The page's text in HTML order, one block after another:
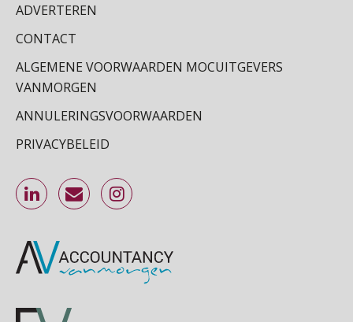
ADVERTEREN
CONTACT
ALGEMENE VOORWAARDEN MOCUITGEVERS
VANMORGEN
ANNULERINGSVOORWAARDEN
PRIVACYBELEID